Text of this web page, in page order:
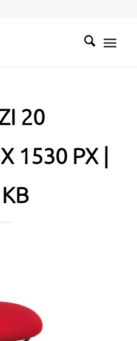
20
1530 PX |